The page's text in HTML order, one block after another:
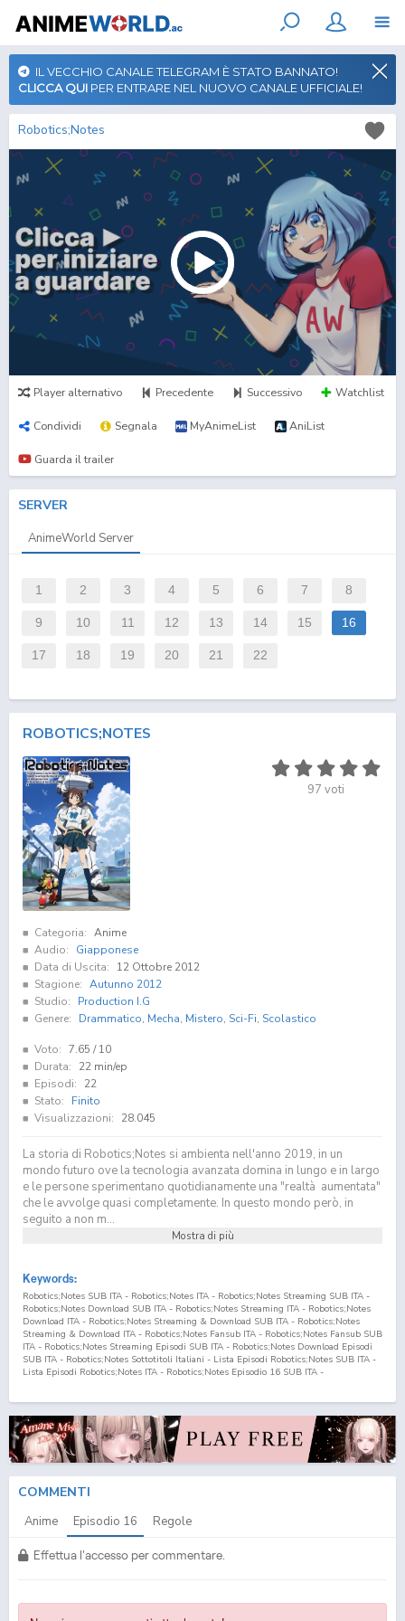
IL VECCHIO CANALE TELEGRAM È STATO BANNATO!
CLICCA QUI PER ENTRARE NEL NUOVO CANALE UFFICIALE!
Robotics;Notes
Player alternativo Precedente Successivo Watchlist
Condividi Segnala MyAnimeList AniList
Guarda il trailer
SERVER
AnimeWorld Server
1 2 3 4 5 6 7 8
9 10 11 12 13 14 15 16
17 18 19 20 21 22
ROBOTICS;NOTES
97 voti
Categoria: Anime
Audio:
Giapponese
Data di Uscita:
12 Ottobre 2012
Stagione: Autunno 2012
Studio:
Production I.G
Genere:
Drammatico, Mecha, Mistero, Sci-Fi, Scolastico
Voto: 7.65 / 10
Durata:
22 min/ep
Episodi:
22
Stato:
Finito
Visualizzazioni:
28.045
La storia di Robotics;Notes si ambienta nell'anno 2019, in un
mondo futuro ove la tecnologia avanzata domina in lungo e in largo
e le persone sperimentano quotidianamente una "realtà aumentata"
che le avvolge quasi completamente. In questo mondo però, in
seguito a non m...
Mostra di più
Keywords:
Robotics;Notes SUB ITA - Robotics;Notes ITA - Robotics;Notes Streaming SUB ITA -
Robotics;Notes Download SUB ITA - Robotics;Notes Streaming ITA - Robotics;Notes
Download ITA - Robotics;Notes Streaming & Download SUB ITA - Robotics;Notes
Streaming & Download ITA - Robotics;Notes Fansub ITA - Robotics;Notes Fansub SUB
ITA - Robotics;Notes Streaming Episodi SUB ITA - Robotics;Notes Download Episodi
SUB ITA - Robotics;Notes Sottotitoli Italiani - Lista Episodi Robotics;Notes SUB ITA -
Lista Episodi Robotics;Notes ITA - Robotics;Notes Episodio 16 SUB ITA -
COMMENTI
Anime Episodio 16 Regole
Effettua l'accesso per commentare.